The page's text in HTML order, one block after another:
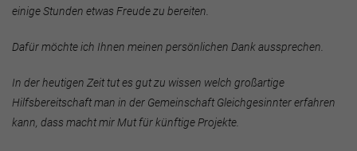
einige Stunden etwas Freude zu bereiten.
Dafür möchte ich Ihnen meinen persönlichen Dank aussprechen.
In der heutigen Zeit tut es gut zu wissen welch großartige
Hilfsbereitschaft man in der Gemeinschaft Gleichgesinnter erfahren
kann, dass macht mir Mut für künftige Projekte.